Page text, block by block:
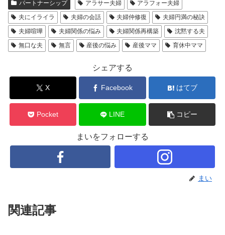
パートナーシップ アラサー夫婦
アラフォー夫婦
夫にイライラ
夫婦の会話 夫婦仲修復
夫婦円満の秘訣
夫婦喧嘩
夫婦関係の悩み 夫婦関係再構築
沈黙する夫
無口な夫
無言 産後の悩み 産後ママ 育休中ママ
シェアする
X Facebook はてブ
Pocket LINE コピー
まいをフォローする
まい
関連記事